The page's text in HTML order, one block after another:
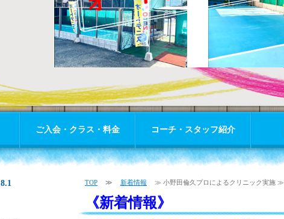
ご入会・クラス・料金 コーチ・スタッフ紹介
TOP ≫ 新着情報 ≫ 小野田倫久プロによるクリニック実施 ≫
《新着情報》
会加入